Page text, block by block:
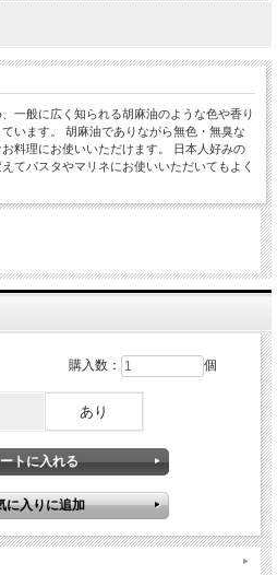
一般に広く知られる胡麻油のような色や香り
います。 胡麻油でありながら無色・無臭な
料理にお使いいただけます。 日本人好みの
てパスタやマリネにお使いいただいてもよく
購入数： 個
あり